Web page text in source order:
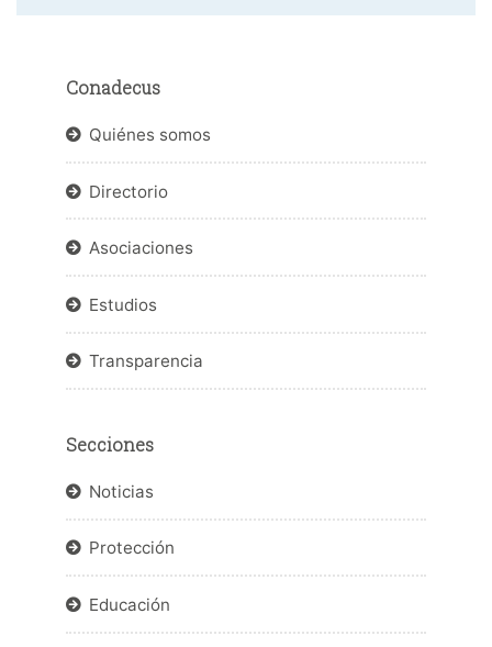
Conadecus
Quiénes somos
Directorio
Asociaciones
Estudios
Transparencia
Secciones
Noticias
Protección
Educación